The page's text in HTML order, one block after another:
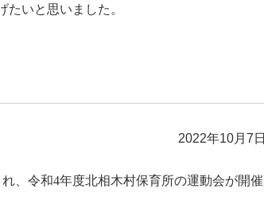
いと思いました。
2022年10月7日
、令和4年度北相木村保育所の運動会が開催